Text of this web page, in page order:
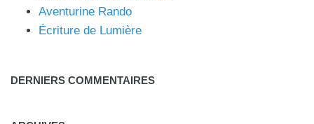
Aventurine Rando
Écriture de Lumière
DERNIERS COMMENTAIRES